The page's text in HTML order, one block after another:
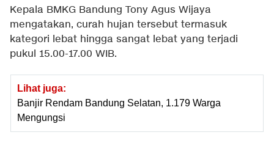
Kepala BMKG Bandung Tony Agus Wijaya
mengatakan, curah hujan tersebut termasuk
kategori lebat hingga sangat lebat yang terjadi
pukul 15.00-17.00 WIB.
Lihat juga:
Banjir Rendam Bandung Selatan, 1.179 Warga
Mengungsi